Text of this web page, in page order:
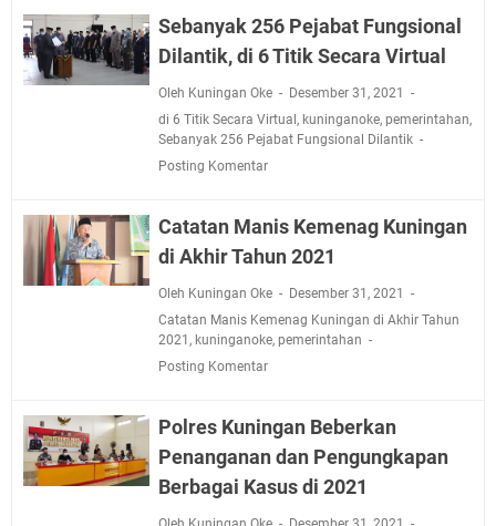
Nobar Final Piala Presiden 2026 Bersama Kebo Bule
Sangat Seru
Warga Mulai Kesulitan Air Bersih Akibat Kekeringan,
Polres Kuningan dan PAM Tirta Kamuning Salurakan
12 Ribu Liter
Uniku Jadi Tuan Rumah Pendampingan Penyusunan
Sudahkah Kita Merdeka Dari Hawa Nafsu?
Info Sembako di Pasar Kepuh Kuningan Kamis 6
2026 Ada Tiga, Tapi yang Bakal Dihadiri Hanya Satu
Ini Empat Lokasi Samsat Keliling Kuningan Jumat 7
Sebanyak 256 Pejabat Fungsional
Dilantik, di 6 Titik Secara Virtual
Oleh Kuningan Oke
Desember 31, 2021
di 6 Titik Secara Virtual , kuninganoke, pemerintahan,
Sebanyak 256 Pejabat Fungsional Dilantik
Posting Komentar
Catatan Manis Kemenag Kuningan
di Akhir Tahun 2021
Oleh Kuningan Oke
Desember 31, 2021
Catatan Manis Kemenag Kuningan di Akhir Tahun
2021 , kuninganoke, pemerintahan
Posting Komentar
Polres Kuningan Beberkan
Penanganan dan Pengungkapan
Berbagai Kasus di 2021